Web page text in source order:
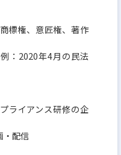
標権、意匠権、著作
：2020年4月の民法
ライアンス研修の企
・配信